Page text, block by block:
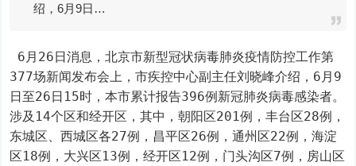
绍，6月9日…
377场新闻发布会上，市疾控中心副主任刘晓峰介绍，6月9
日至26日15时，本市累计报告396例新冠肺炎病毒感染者。
涉及14个区和经开区，其中，朝阳区201例，丰台区28例，
东城区、西城区各27例，昌平区26例，通州区22例，海淀
区18例，大兴区13例，经开区12例，门头沟区7例，房山区